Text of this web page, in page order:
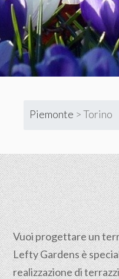
Piemonte >Torino
Vuoi progettare un
Lefty Gardens è
realizzazione di